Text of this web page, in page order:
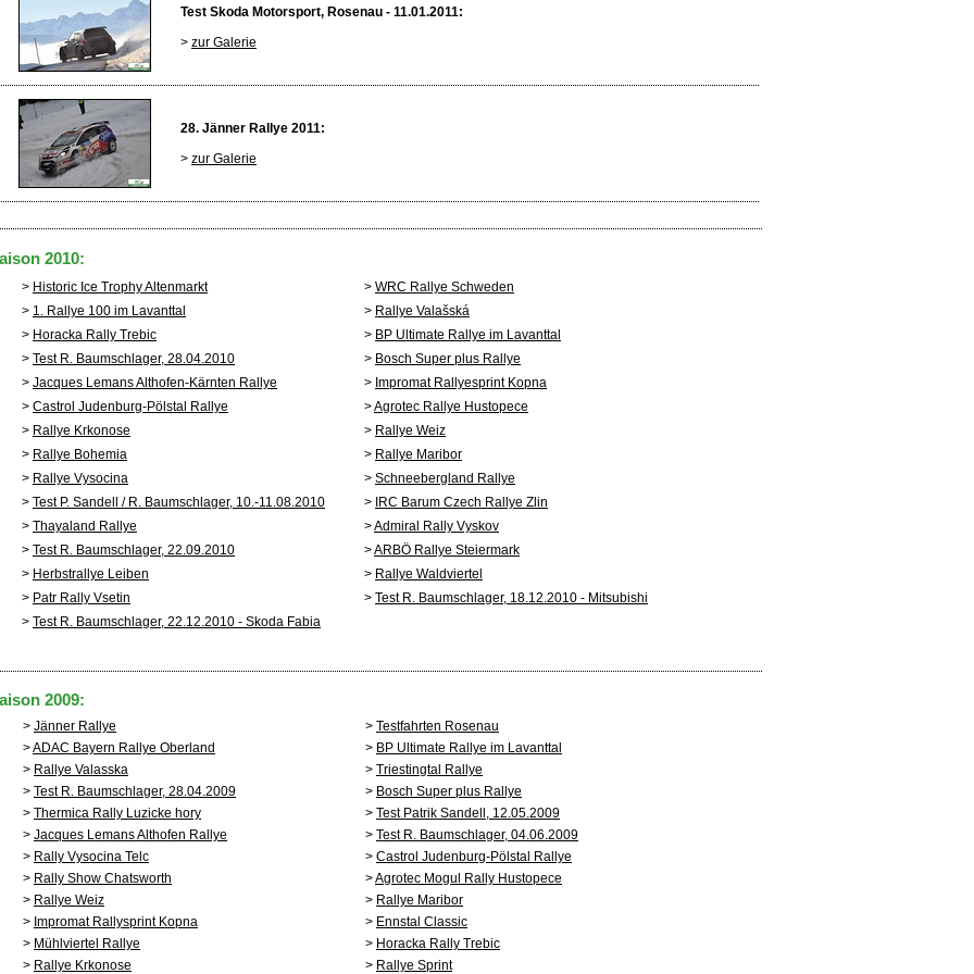
Test Skoda Motorsport, Rosenau - 11.01.2011:
> zur Galerie
28. Jänner Rallye 2011:
> zur Galerie
2010:
> Historic Ice Trophy Altenmarkt > WRC Rallye Schweden
> 1. Rallye 100 im Lavanttal > Rallye Valašská
> Horacka Rally Trebic > BP Ultimate Rallye im Lavanttal
> Test R. Baumschlager, 28.04.2010 > Bosch Super plus Rallye
> Jacques Lemans Althofen-Kärnten Rallye > Impromat Rallyesprint Kopna
> Castrol Judenburg-Pölstal Rallye >Agrotec Rallye Hustopece
> Rallye Krkonose > Rallye Weiz
> Rallye Bohemia > Rallye Maribor
> Rallye Vysocina > Schneebergland Rallye
> Test P. Sandell / R. Baumschlager, 10.-11.08.2010 > IRC Barum Czech Rallye Zlin
> Thayaland Rallye >Admiral Rally Vyskov
> Test R. Baumschlager, 22.09.2010 >ARBÖ Rallye Steiermark
> Herbstrallye Leiben > Rallye Waldviertel
> Patr Rally Vsetin > Test R. Baumschlager, 18.12.2010 - Mitsubishi
> Test R. Baumschlager, 22.12.2010 - Skoda Fabia
2009:
> Jänner Rallye > Testfahrten Rosenau
>ADAC Bayern Rallye Oberland > BP Ultimate Rallye im Lavanttal
> Rallye Valasska > Triestingtal Rallye
> Test R. Baumschlager, 28.04.2009 > Bosch Super plus Rallye
> Thermica Rally Luzicke hory > Test Patrik Sandell, 12.05.2009
> Jacques Lemans Althofen Rallye > Test R. Baumschlager, 04.06.2009
> Rally Vysocina Telc > Castrol Judenburg-Pölstal Rallye
> Rally Show Chatsworth >Agrotec Mogul Rally Hustopece
> Rallye Weiz > Rallye Maribor
> Impromat Rallysprint Kopna > Ennstal Classic
> Mühlviertel Rallye > Horacka Rally Trebic
> Rallye Krkonose > Rallye Sprint